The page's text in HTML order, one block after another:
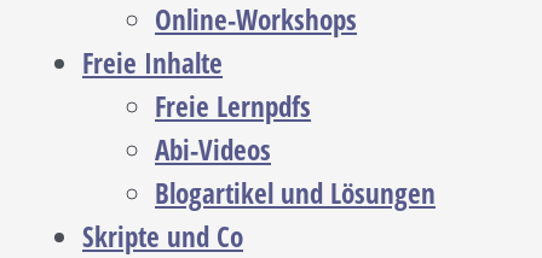
Online-Workshops
Freie Inhalte
Freie Lernpdfs
Abi-Videos
Blogartikel und Lösungen
Skripte und Co